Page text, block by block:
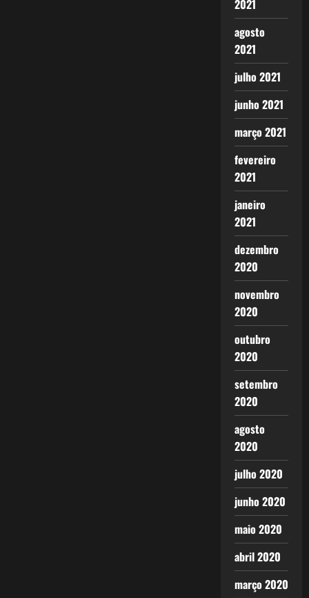
2021
agosto
2021
julho 2021
junho 2021
março 2021
fevereiro
2021
janeiro
2021
dezembro
2020
novembro
2020
outubro
2020
setembro
2020
agosto
2020
julho 2020
junho 2020
maio 2020
abril 2020
março 2020